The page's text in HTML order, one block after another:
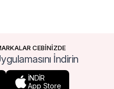
CEBİNİZDE
İndirin
İNDİR
App Store